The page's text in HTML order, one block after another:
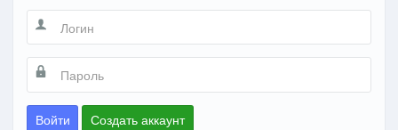
Войти Создать аккаунт